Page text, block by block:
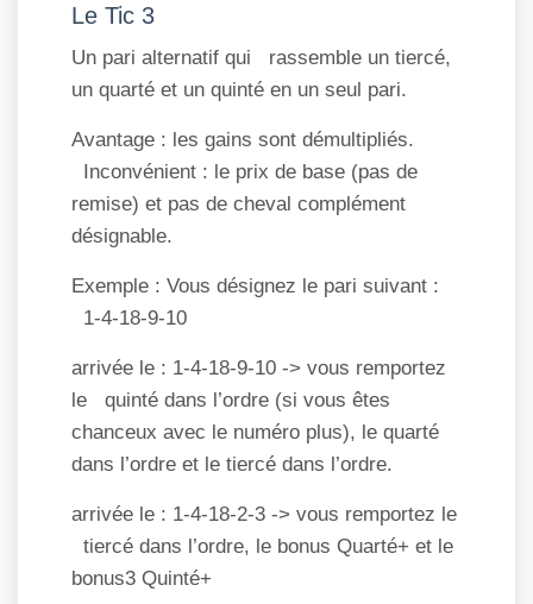
Le Tic 3
Un pari alternatif qui rassemble un tiercé,
un quarté et un quinté en un seul pari.
Avantage : les gains sont démultipliés.
Inconvénient : le prix de base (pas de
remise) et pas de cheval complément
désignable.
Exemple : Vous désignez le pari suivant :
1-4-18-9-10
arrivée le : 1-4-18-9-10 -> vous remportez
le quinté dans l’ordre (si vous êtes
chanceux avec le numéro plus), le quarté
dans l’ordre et le tiercé dans l’ordre.
arrivée le : 1-4-18-2-3 -> vous remportez le
tiercé dans l’ordre, le bonus Quarté+ et le
bonus3 Quinté+